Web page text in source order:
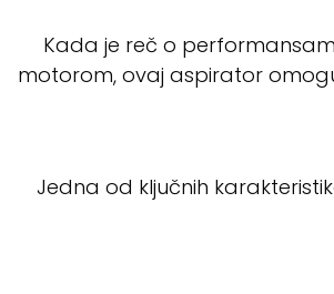
Kada je reč o
motorom, ovaj aspirator
Jedna od ključnih